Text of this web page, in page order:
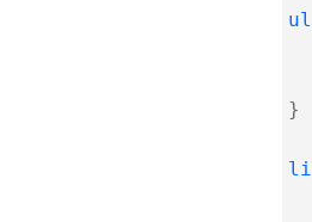
ul
}
li